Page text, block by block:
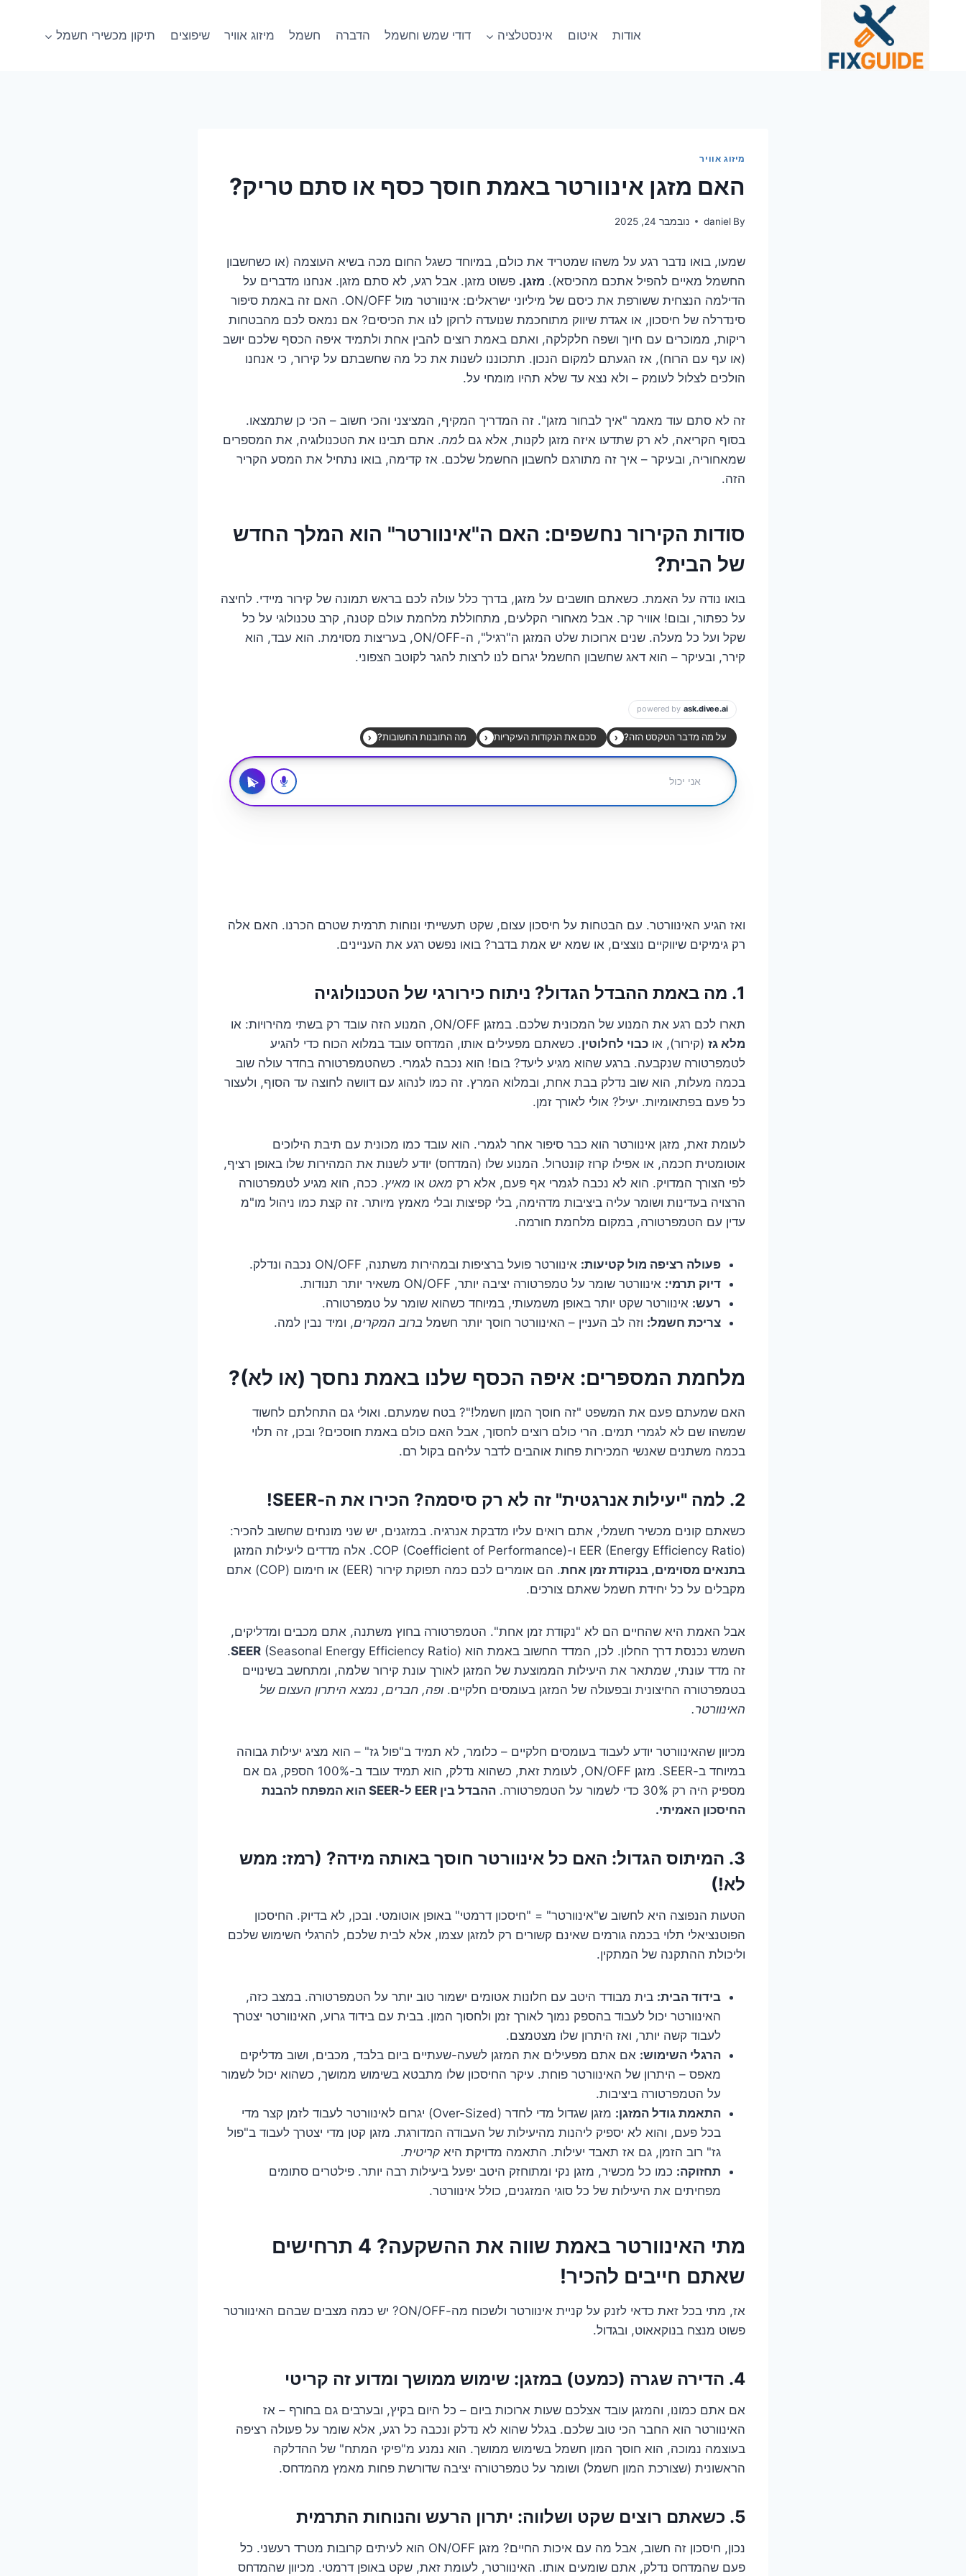
אודות איטום אינסטלציה דודי שמש וחשמל הדברה חשמל מיזוג אוויר שיפוצים תיקון מכשירי חשמל
מיזוג אוויר
האם מזגן אינוורטר באמת חוסך כסף או סתם טריק?
By
daniel נובמבר 24, 2025
שמעו, בואו נדבר רגע על משהו שמטריד את כולם, במיוחד כשגל החום מכה בשיא העוצמה (או כשחשבון
החשמל מאיים להפיל אתכם מהכיסא). מזגן. פשוט מזגן. אבל רגע, לא סתם מזגן. אנחנו מדברים על
הדילמה הנצחית ששורפת את כיסם של מיליוני ישראלים: אינוורטר מול ON/OFF. האם זה באמת סיפור
סינדרלה של חיסכון, או אגדת שיווק מתוחכמת שנועדה לרוקן לנו את הכיסים? אם נמאס לכם מהבטחות
ריקות, ממוכרים עם חיוך ושפה חלקלקה, ואתם באמת רוצים להבין אחת ולתמיד איפה הכסף שלכם יושב
(או עף עם הרוח), אז הגעתם למקום הנכון. תתכוננו לשנות את כל מה שחשבתם על קירור, כי אנחנו
הולכים לצלול לעומק – ולא נצא עד שלא תהיו מומחי על.
זה לא סתם עוד מאמר "איך לבחור מזגן". זה המדריך המקיף, המציצני והכי חשוב – הכי כן שתמצאו.
בסוף הקריאה, לא רק שתדעו איזה מזגן לקנות, אלא גם למה. אתם תבינו את הטכנולוגיה, את המספרים
שמאחוריה, ובעיקר – איך זה מתורגם לחשבון החשמל שלכם. אז קדימה, בואו נתחיל את המסע הקריר
הזה.
סודות הקירור נחשפים: האם ה"אינוורטר" הוא המלך החדש
של הבית?
בואו נודה על האמת. כשאתם חושבים על מזגן, בדרך כלל עולה לכם בראש תמונה של קירור מיידי. לחיצה
על כפתור, ובום! אוויר קר. אבל מאחורי הקלעים, מתחוללת מלחמת עולם קטנה, קרב טכנולוגי על כל
שקל ועל כל מעלה. שנים ארוכות שלט המזגן ה"רגיל", ה-ON/OFF, בעריצות מסוימת. הוא עבד, הוא
קירר, ובעיקר – הוא דאג שחשבון החשמל יגרום לנו לרצות להגר לקוטב הצפוני.
ואז הגיע האינוורטר. עם הבטחות על חיסכון עצום, שקט תעשייתי ונוחות תרמית שטרם הכרנו. האם אלה
רק גימיקים שיווקיים נוצצים, או שמא יש אמת בדבר? בואו נפשט רגע את העניינים.
1. מה באמת ההבדל הגדול? ניתוח כירורגי של הטכנולוגיה
תארו לכם רגע את המנוע של המכונית שלכם. במזגן ON/OFF, המנוע הזה עובד רק בשתי מהירויות: או
מלא גז (קירור), או כבוי לחלוטין. כשאתם מפעילים אותו, המדחס עובד במלוא הכוח כדי להגיע
לטמפרטורה שנקבעה. ברגע שהוא מגיע ליעד? בום! הוא נכבה לגמרי. כשהטמפרטורה בחדר עולה שוב
בכמה מעלות, הוא שוב נדלק בבת אחת, ובמלוא המרץ. זה כמו לנהוג עם דוושה לחוצה עד הסוף, ולעצור
כל פעם בפתאומיות. יעיל? אולי לאורך זמן.
לעומת זאת, מזגן אינוורטר הוא כבר סיפור אחר לגמרי. הוא עובד כמו מכונית עם תיבת הילוכים
אוטומטית חכמה, או אפילו קרוז קונטרול. המנוע שלו (המדחס) יודע לשנות את המהירות שלו באופן רציף,
לפי הצורך המדויק. הוא לא נכבה לגמרי אף פעם, אלא רק מאט או מאיץ. ככה, הוא מגיע לטמפרטורה
הרצויה בעדינות ושומר עליה ביציבות מדהימה, בלי קפיצות ובלי מאמץ מיותר. זה קצת כמו ניהול מו"מ
עדין עם הטמפרטורה, במקום מלחמת חורמה.
פעולה רציפה מול קטיעות: אינוורטר פועל ברציפות ובמהירות משתנה, ON/OFF נכבה ונדלק.
דיוק תרמי: אינוורטר שומר על טמפרטורה יציבה יותר, ON/OFF משאיר יותר תנודות.
רעש: אינוורטר שקט יותר באופן משמעותי, במיוחד כשהוא שומר על טמפרטורה.
צריכת חשמל: וזה לב העניין – האינוורטר חוסך יותר חשמל ברוב המקרים, ומיד נבין למה.
מלחמת המספרים: איפה הכסף שלנו באמת נחסך (או לא)?
האם שמעתם פעם את המשפט "זה חוסך המון חשמל!"? בטח שמעתם. ואולי גם התחלתם לחשוד
שמשהו שם לא לגמרי תמים. הרי כולם רוצים לחסוך, אבל האם כולם באמת חוסכים? ובכן, זה תלוי
בכמה משתנים שאנשי המכירות פחות אוהבים לדבר עליהם בקול רם.
2. למה "יעילות אנרגטית" זה לא רק סיסמה? הכירו את ה-SEER!
כשאתם קונים מכשיר חשמלי, אתם רואים עליו מדבקת אנרגיה. במזגנים, יש שני מונחים שחשוב להכיר:
EER (Energy Efficiency Ratio) ו-COP (Coefficient of Performance). אלה מדדים ליעילות המזגן
בתנאים מסוימים, בנקודת זמן אחת
. הם אומרים לכם כמה תפוקת קירור (EER) או חימום (COP) אתם
מקבלים על כל יחידת חשמל שאתם צורכים.
אבל האמת היא שהחיים הם לא "נקודת זמן אחת". הטמפרטורה בחוץ משתנה, אתם מכבים ומדליקים,
השמש נכנסת דרך החלון. לכן, המדד החשוב באמת הוא
SEER
(Seasonal Energy Efficiency Ratio).
זה מדד עונתי, שמתאר את היעילות הממוצעת של המזגן לאורך עונת קירור שלמה, ומתחשב בשינויים
בטמפרטורה החיצונית ובפעולה של המזגן בעומסים חלקיים. ופה, חברים, נמצא היתרון העצום של
האינוורטר.
מכיוון שהאינוורטר יודע לעבוד בעומסים חלקיים – כלומר, לא תמיד ב"פול גז" – הוא מציג יעילות גבוהה
במיוחד ב-SEER. מזגן ON/OFF, לעומת זאת, כשהוא נדלק, הוא תמיד עובד ב-100% הספק, גם אם
מספיק היה רק 30% כדי לשמור על הטמפרטורה.
ההבדל בין EER ל-SEER הוא המפתח להבנת
החיסכון האמיתי.
3. המיתוס הגדול: האם כל אינוורטר חוסך באותה מידה? (רמז: ממש
לא!)
הטעות הנפוצה היא לחשוב ש"אינוורטר" = "חיסכון דרמטי" באופן אוטומטי. ובכן, לא בדיוק. החיסכון
הפוטנציאלי תלוי בכמה גורמים שאינם קשורים רק למזגן עצמו, אלא לבית שלכם, להרגלי השימוש שלכם
וליכולת ההתקנה של המתקין.
בידוד הבית: בית מבודד היטב עם חלונות אטומים ישמור טוב יותר על הטמפרטורה. במצב כזה,
האינוורטר יכול לעבוד בהספק נמוך לאורך זמן ולחסוך המון. בבית עם בידוד גרוע, האינוורטר יצטרך
לעבוד קשה יותר, ואז היתרון שלו מצטמצם.
הרגלי השימוש: אם אתם מפעילים את המזגן לשעה-שעתיים ביום בלבד, מכבים, ושוב מדליקים
מאפס – היתרון של האינוורטר פוחת. עיקר החיסכון שלו מתבטא בשימוש ממושך, כשהוא יכול לשמור
על הטמפרטורה ביציבות.
התאמת גודל המזגן:
מזגן שגדול מדי לחדר (Over-Sized) יגרום לאינוורטר לעבוד לזמן קצר מדי
בכל פעם, והוא לא יספיק ליהנות מהיעילות של העבודה המדורגת. מזגן קטן מדי יצטרך לעבוד ב"פול
גז" רוב הזמן, גם אז תאבד יעילות. התאמה מדויקת היא קריטית.
תחזוקה: כמו כל מכשיר, מזגן נקי ומתוחזק היטב יפעל ביעילות רבה יותר. פילטרים סתומים
מפחיתים את היעילות של כל סוגי המזגנים, כולל אינוורטר.
מתי האינוורטר באמת שווה את ההשקעה? 4 תרחישים
שאתם חייבים להכיר!
אז, מתי בכל זאת כדאי לזנק על קניית אינוורטר ולשכוח מה-ON/OFF? יש כמה מצבים שבהם האינוורטר
פשוט מנצח בנוקאאוט, ובגדול.
4. הדירה שגרה (כמעט) במזגן: שימוש ממושך ומדוע זה קריטי
אם אתם כמונו, והמזגן עובד אצלכם שעות ארוכות ביום – כל היום בקיץ, ובערבים גם בחורף – אז
האינוורטר הוא החבר הכי טוב שלכם. בגלל שהוא לא נדלק ונכבה כל רגע, אלא שומר על פעולה רציפה
בעוצמה נמוכה, הוא חוסך המון חשמל בשימוש ממושך. הוא נמנע מ"פיקי המתח" של ההדלקה
הראשונית (שצורכת המון חשמל) ושומר על טמפרטורה יציבה שדורשת פחות מאמץ מהמדחס.
5. כשאתם רוצים שקט ושלווה: יתרון הרעש והנוחות התרמית
נכון, חיסכון זה חשוב, אבל מה עם איכות החיים? מזגן ON/OFF הוא לעיתים קרובות מטרד רעשני. כל
פעם שהמדחס נדלק, אתם שומעים אותו. האינוורטר, לעומת זאת, שקט באופן דרמטי. מכיוון שהמדחס